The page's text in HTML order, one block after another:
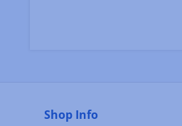
Shop Info